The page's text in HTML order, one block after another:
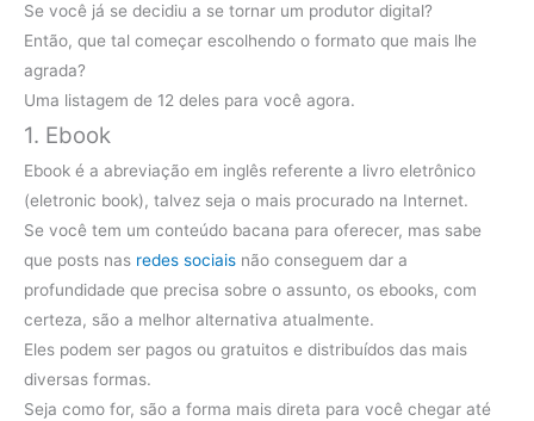
Se você já se decidiu a se tornar um produtor digital?
Então, que tal começar escolhendo o formato que mais lhe
agrada?
Uma listagem de 12 deles para você agora.
1. Ebook
Ebook é a abreviação em inglês referente a livro eletrônico
(eletronic book), talvez seja o mais procurado na Internet.
Se você tem um conteúdo bacana para oferecer, mas sabe
que posts nas redes sociais não conseguem dar a
profundidade que precisa sobre o assunto, os ebooks, com
certeza, são a melhor alternativa atualmente.
Eles podem ser pagos ou gratuitos e distribuídos das mais
diversas formas.
Seja como for, são a forma mais direta para você chegar até